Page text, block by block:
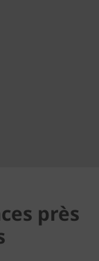
près